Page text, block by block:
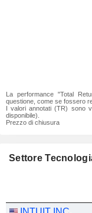
La performance "Total
questione, come se fossero
I valori annotati (TR) sono
disponibile).
Prezzo di chiusura
Settore